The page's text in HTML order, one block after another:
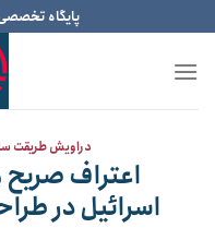
to
content
پایگاه
دراویش طریقت
اعتراف
اسرائیل در